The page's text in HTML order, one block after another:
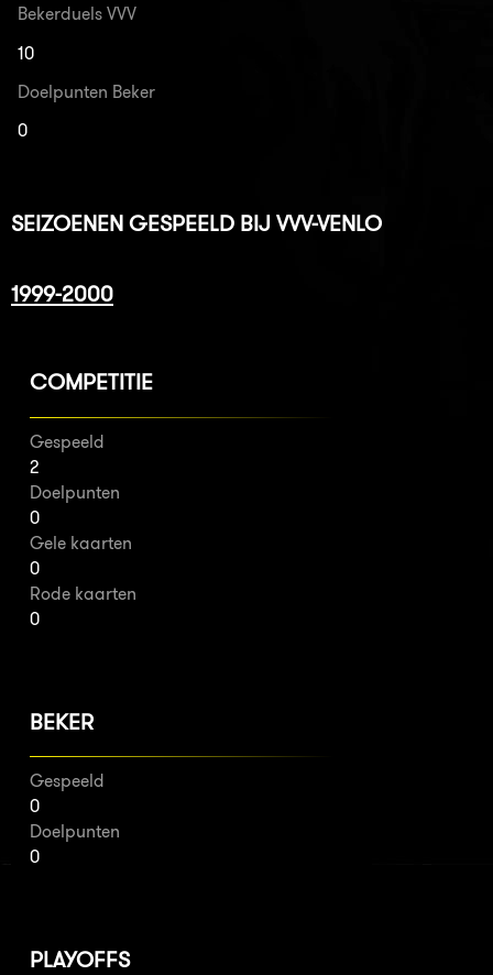
Bekerduels VVV
10
Doelpunten Beker
0
SEIZOENEN GESPEELD BIJ VVV-VENLO
1999-2000
COMPETITIE
Gespeeld
2
Doelpunten
0
Gele kaarten
0
Rode kaarten
0
BEKER
Gespeeld
0
Doelpunten
0
PLAYOFFS